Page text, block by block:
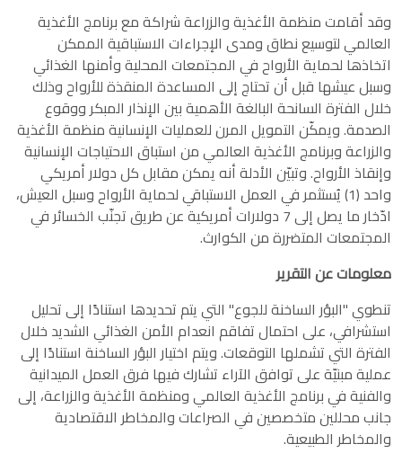
وقد أقامت منظمة الأغذية والزراعة شراكة مع برنامج الأغذية
العالمي لتوسيع نطاق ومدى الإجراءات الاستباقية الممكن
اتخاذها لحماية الأرواح في المجتمعات المحلية وأمنها الغذائي
وسبل عيشها قبل أن تحتاج إلى المساعدة المنقذة للأرواح وذلك
خلال الفترة السانحة البالغة الأهمية بين الإنذار المبكر ووقوع
الصدمة. ويمكّن التمويل المرن للعمليات الإنسانية منظمة الأغذية
والزراعة وبرنامج الأغذية العالمي من استباق الاحتياجات الإنسانية
وإنقاذ الأرواح. وتبيّن الأدلة أنه يمكن مقابل كل دولار أمريكي
واحد (1) يُستثمر في العمل الاستباقي لحماية الأرواح وسبل العيش،
ادّخار ما يصل إلى 7 دولارات أمريكية عن طريق تجنّب الخسائر في
المجتمعات المتضررة من الكوارث.
معلومات عن التقرير
تنطوي "البؤر الساخنة للجوع" التي يتم تحديدها استنادًا إلى تحليل
استشرافي، على احتمال تفاقم انعدام الأمن الغذائي الشديد خلال
الفترة التي تشملها التوقعات. ويتم اختيار البؤر الساخنة استنادًا إلى
عملية مبنيّة على توافق الآراء تشارك فيها فرق العمل الميدانية
والفنية في برنامج الأغذية العالمي ومنظمة الأغذية والزراعة، إلى
جانب محللين متخصصين في الصراعات والمخاطر الاقتصادية
والمخاطر الطبيعية.